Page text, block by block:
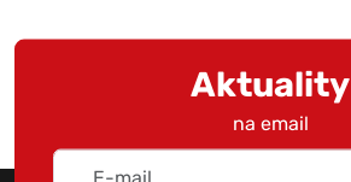
Aktuality
na email